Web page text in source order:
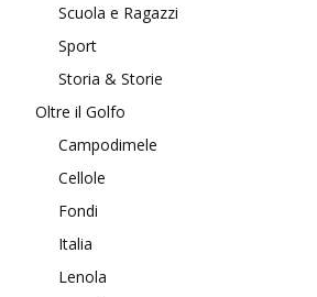
Scuola e Ragazzi
Sport
Storia & Storie
Oltre il Golfo
Campodimele
Cellole
Fondi
Italia
Lenola